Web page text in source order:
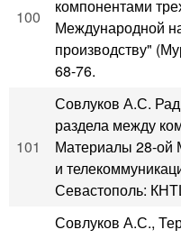
100
компонентами
Международной
производству"
68-76.
101
Совлуков А.С.
раздела между
Материалы 28-ой
и
Севастополь:
Совлуков А.С.,